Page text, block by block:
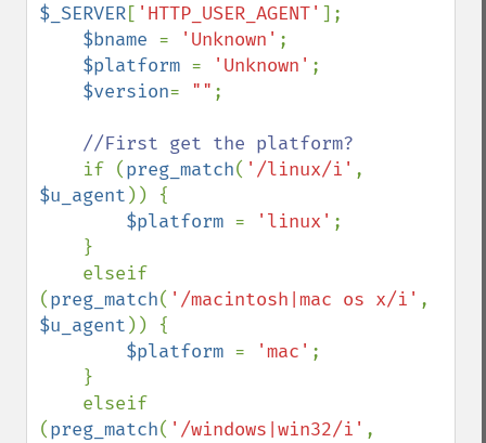
$_SERVER[ 'HTTP_USER_AGENT' ];
$bname = 'Unknown' ;
$platform = 'Unknown' ;
$version= "" ;
//First get the platform?
if (preg_match( '/linux/i'
$u_agent )) {
$platform = 'linux' ;
(preg_match( '/macintosh|mac os x/i'
$u_agent )) {
$platform = 'mac' ;
(preg_match( '/windows|win32/i'